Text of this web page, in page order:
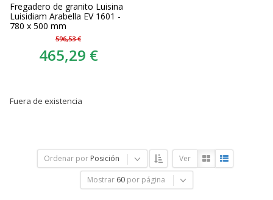
Fregadero de granito Luisina
Luisidiam Arabella EV 1601 -
780 x 500 mm
596,53 €
465,29 €
Fuera de existencia
Ordenar por Posición Ver
Mostrar 60 por página